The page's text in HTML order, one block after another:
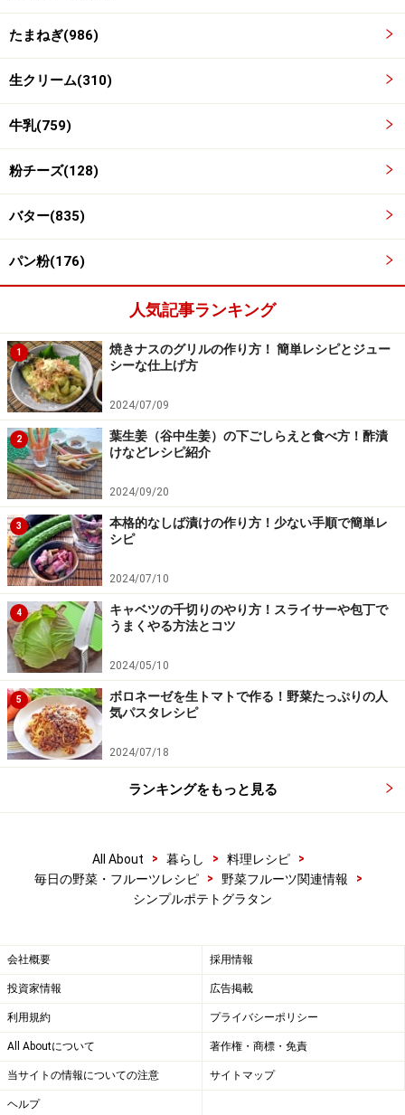
仕上げ用に粉チーズを少々残しておきます。
4
ポテトグラタンを焼く
【3】にパン粉と粉チーズを散らし、200度に熱したオー
ブンで30～40分焼いてできあがりです。
ワンポイントアドバイス
お好みで生クリームの割合を増やせば、コクのある仕上
がりになります。また、カロリーが気になる方は牛乳を
豆乳に差し替えてもよいでしょう。
※記事内容は執筆時点のものです。最新の内容をご確認くださ
い。
たまねぎ(986)
生クリーム(310)
牛乳(759)
粉チーズ(128)
バター(835)
パン粉(176)
人気記事ランキング
1
焼きナスのグリルの作り方！ 簡単レシピとジュー
シーな仕上げ方
2024/07/09
2
葉生姜（谷中生姜）の下ごしらえと食べ方！酢漬
けなどレシピ紹介
2024/09/20
3
本格的なしば漬けの作り方！少ない手順で簡単レ
シピ
2024/07/10
4
キャベツの千切りのやり方！スライサーや包丁で
うまくやる方法とコツ
2024/05/10
5
ボロネーゼを生トマトで作る！野菜たっぷりの人
気パスタレシピ
2024/07/18
ランキングをもっと見る
All About > 暮らし > 料理レシピ
>
毎日の野菜・フルーツレシピ
> 野菜フルーツ関連情報
>
シンプルポテトグラタン
会社概要 採用情報
投資家情報 広告掲載
利用規約 プライバシーポリシー
All Aboutについて 著作権・商標・免責
当サイトの情報についての注意 サイトマップ
ヘルプ